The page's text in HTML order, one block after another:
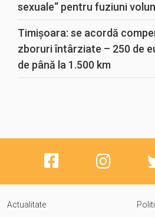
sexuale“ pentru fuziuni
Timișoara: se acordă
zboruri întârziate – 250 de
de până la 1.500 km
Actualitate